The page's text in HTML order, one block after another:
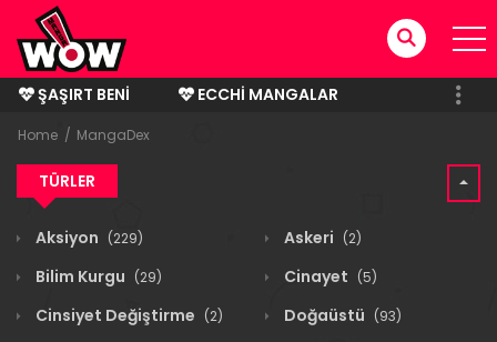
ŞAŞIRT BENI
ECCHI MANGALAR
BITMIŞ MANGALAR
Home MangaDex
TÜRLER
Aksiyon (229) Askeri (2)
Bilim Kurgu (29) Cinayet (5)
Cinsiyet Değiştirme (2) Doğaüstü (93)